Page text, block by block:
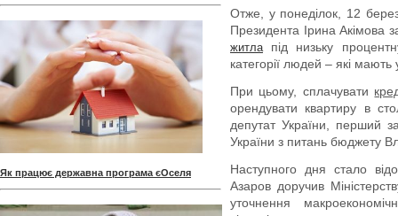
Як працює державна програма єОселя
Отже, у понеділок, 12
Президента Ірина Акімова
житла під низьку
категорії людей – які
При цьому, сплачувати
орендувати квартиру в
депутат України, перший
України з питань бюджету
Наступного дня стало
Азаров доручив
уточнення